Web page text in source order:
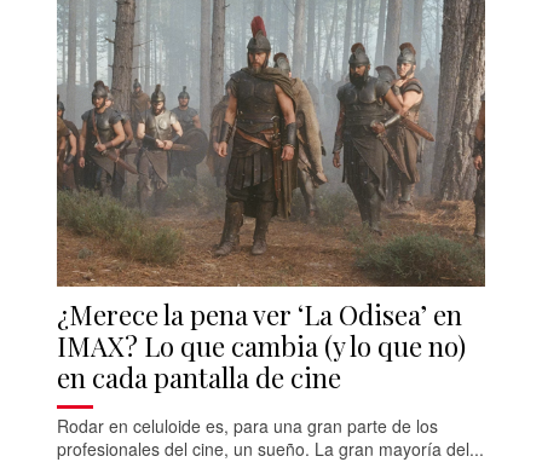
¿Merece la pena ver ‘La Odisea’ en
IMAX? Lo que cambia (y lo que no)
en cada pantalla de cine
Rodar en celuloide es, para una gran parte de los
profesionales del cine, un sueño. La gran mayoría del...